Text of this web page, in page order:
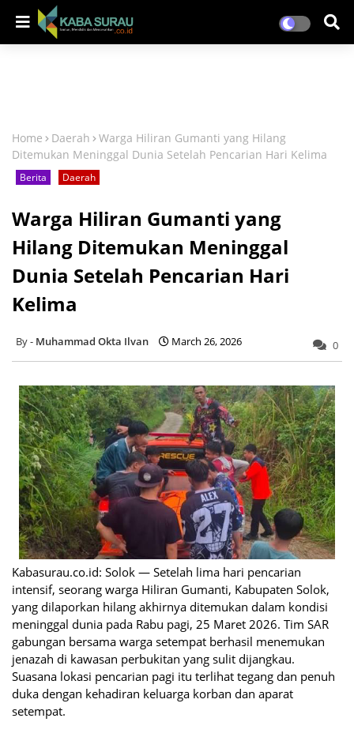
Home Daerah
Warga Hiliran Gumanti yang Hilang
Ditemukan Meninggal Dunia Setelah Pencarian Hari Kelima
Berita Daerah
Warga Hiliran Gumanti yang
Hilang Ditemukan Meninggal
Dunia Setelah Pencarian Hari
Kelima
Muhammad Okta Ilvan March 26, 2026 0
Kabasurau.co.id: Solok — Setelah lima hari pencarian
intensif, seorang warga Hiliran Gumanti, Kabupaten Solok,
yang dilaporkan hilang akhirnya ditemukan dalam kondisi
meninggal dunia pada Rabu pagi, 25 Maret 2026. Tim SAR
gabungan bersama warga setempat berhasil menemukan
jenazah di kawasan perbukitan yang sulit dijangkau.
Suasana lokasi pencarian pagi itu terlihat tegang dan penuh
duka dengan kehadiran keluarga korban dan aparat
setempat.